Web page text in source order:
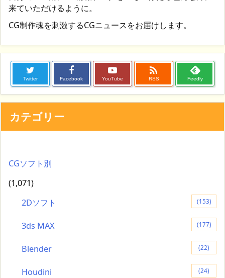
来ていただけるように。
CG制作魂を刺激するCGニュースをお届けします。
Twitter Facebook YouTube

RSS Feedly
カテゴリー
CGソフト別
(1,071)
2Dソフト
(153)
3ds MAX (177)
Blender (22)
Houdini (24)